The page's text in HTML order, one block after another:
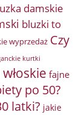
damskie
bluzki to
wyprzedaż Czy
kurtki
fajne
po 50?
latki? jakie